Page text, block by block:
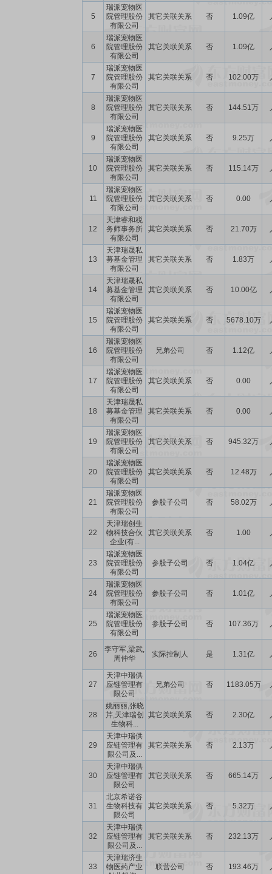
5
瑞派宠物医
院管理股份
有限公司
其它关联关系 否 1.09亿
6
瑞派宠物医
院管理股份
有限公司
其它关联关系 否 1.09亿
7
瑞派宠物医
院管理股份
有限公司
其它关联关系 否 102.00万
8
瑞派宠物医
院管理股份
有限公司
其它关联关系 否 144.51万
9
瑞派宠物医
院管理股份
有限公司
其它关联关系 否 9.25万
10
瑞派宠物医
院管理股份
有限公司
其它关联关系 否 115.14万
11
瑞派宠物医
院管理股份
有限公司
其它关联关系 否 0.00
12
天津睿和税
务师事务所
有限公司
其它关联关系 否 21.70万
13
天津瑞晟私
募基金管理
有限公司
其它关联关系 否 1.83万
14
天津瑞晟私
募基金管理
有限公司
其它关联关系 否 10.00亿
15
瑞派宠物医
院管理股份
有限公司
其它关联关系 否 5678.10万
16
瑞派宠物医
院管理股份
有限公司
兄弟公司 否 1.12亿
17
瑞派宠物医
院管理股份
有限公司
其它关联关系 否 0.00
18
天津瑞晟私
募基金管理
有限公司
其它关联关系 否 0.00
19
瑞派宠物医
院管理股份
有限公司
其它关联关系 否 945.32万
20
瑞派宠物医
院管理股份
有限公司
其它关联关系 否 12.48万
21
瑞派宠物医
院管理股份
有限公司
参股子公司 否 58.02万
22
天津瑞创生
物科技合伙
企业(有...
其它关联关系 否 1.00
23
瑞派宠物医
院管理股份
有限公司
参股子公司 否 1.04亿
24
瑞派宠物医
院管理股份
有限公司
参股子公司 否 1.01亿
25
瑞派宠物医
院管理股份
有限公司
参股子公司 否 107.36万
26
李守军,梁武,
周仲华
实际控制人 是 1.31亿
27
天津中瑞供
应链管理有
限公司
兄弟公司 否 1183.05万
28
姚丽丽,张晓
芹,天津瑞创
生物科...
其它关联关系 否 2.30亿
29
天津中瑞供
应链管理有
限公司及...
其它关联关系 否 2.13万
30
天津中瑞供
应链管理有
限公司
其它关联关系 否 665.14万
31
北京希诺谷
生物科技有
限公司
其它关联关系 否 5.32万
32
天津中瑞供
应链管理有
限公司及...
其它关联关系 否 232.13万
33
天津瑞济生
物医药产业
联营公司 否 193.46万